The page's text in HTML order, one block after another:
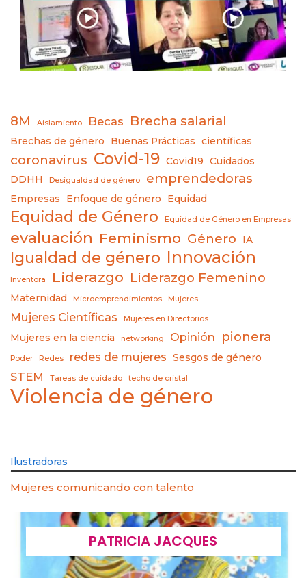
8M Aislamiento Becas Brecha salarial
Brechas de género Buenas Prácticas científicas
coronavirus Covid-19 Covid19
Cuidados
DDHH
Desigualdad de género emprendedoras
Empresas Enfoque de género Equidad
Equidad de Género Equidad de Género en Empresas
evaluación Feminismo Género IA
Igualdad de género Innovación
Inventora Liderazgo Liderazgo Femenino
Maternidad Microemprendimientos Mujeres
Mujeres Científicas Mujeres en Directorios
Mujeres en la ciencia networking Opinión pionera
Poder Redes redes de mujeres Sesgos de género
STEM Tareas de cuidado techo de cristal
Violencia de género
Ilustradoras
Mujeres comunicando con talento
PATRICIA JACQUES